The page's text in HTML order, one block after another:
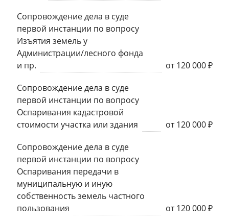
Сопровождение дела в суде
первой инстанции по вопросу
Изъятия земель у
Администрации/лесного фонда
и пр.
от 120 000 ₽
Сопровождение дела в суде
первой инстанции по вопросу
Оспаривания кадастровой
стоимости участка или здания
от 120 000 ₽
Сопровождение дела в суде
первой инстанции по вопросу
Оспаривания передачи в
муниципальную и иную
собственность земель частного
пользования
от 120 000 ₽